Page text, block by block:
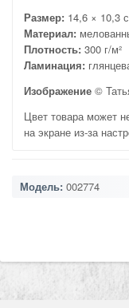
Размер: 14,6 × 10,3
Материал:
Плотность: 300 г/м²
Ламинация:
Изображение ©
Цвет товара может
на экране из-за
Модель: 002774